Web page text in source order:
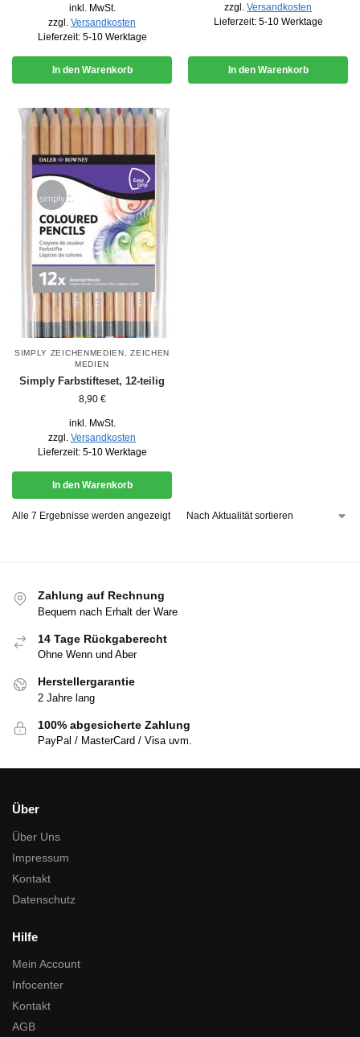
inkl. MwSt.
zzgl. Versandkosten
Lieferzeit: 5-10 Werktage
In den Warenkorb
zzgl. Versandkosten
Lieferzeit: 5-10 Werktage
In den Warenkorb
SIMPLY ZEICHENMEDIEN ,ZEICHEN
MEDIEN
Simply Farbstifteset, 12-teilig
8,90 €
inkl. MwSt.
zzgl. Versandkosten
Lieferzeit: 5-10 Werktage
In den Warenkorb
Alle 7 Ergebnisse werden angezeigt
Zahlung auf Rechnung
Bequem nach Erhalt der Ware
14 Tage Rückgaberecht
Ohne Wenn und Aber
Herstellergarantie
2 Jahre lang
100% abgesicherte Zahlung
PayPal / MasterCard / Visa uvm.
Über
Über Uns
Impressum
Kontakt
Datenschutz
Hilfe
Mein Account
Infocenter
Kontakt
AGB